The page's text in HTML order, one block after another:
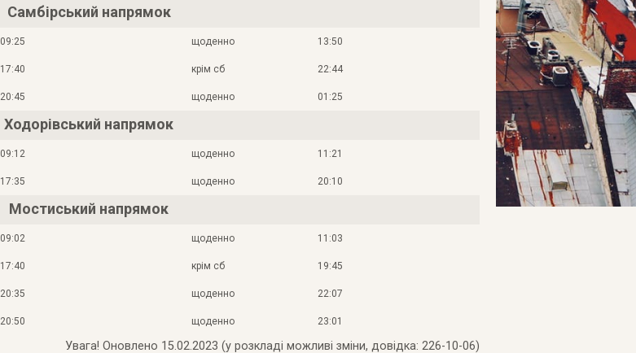
Самбірський напрямок
09:25 щоденно 13:50
17:40 крім сб 22:44
20:45 щоденно 01:25
Ходорівський напрямок
09:12 щоденно 11:21
17:35 щоденно 20:10
Мостиський напрямок
09:02 щоденно 11:03
17:40 крім сб 19:45
20:35 щоденно 22:07
20:50 щоденно 23:01
Увага! Оновлено 15.02.2023 (у розкладі можливі зміни, довідка: 226-10-06)